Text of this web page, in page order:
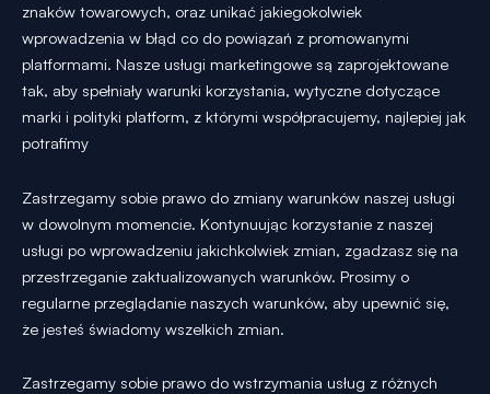
znaków towarowych, oraz unikać jakiegokolwiek
wprowadzenia w błąd co do powiązań z promowanymi
platformami. Nasze usługi marketingowe są zaprojektowane
tak, aby spełniały warunki korzystania, wytyczne dotyczące
marki i polityki platform, z którymi współpracujemy, najlepiej jak
potrafimy
Zastrzegamy sobie prawo do zmiany warunków naszej usługi
w dowolnym momencie. Kontynuując korzystanie z naszej
usługi po wprowadzeniu jakichkolwiek zmian, zgadzasz się na
przestrzeganie zaktualizowanych warunków. Prosimy o
regularne przeglądanie naszych warunków, aby upewnić się,
że jesteś świadomy wszelkich zmian.
Zastrzegamy sobie prawo do wstrzymania usług z różnych